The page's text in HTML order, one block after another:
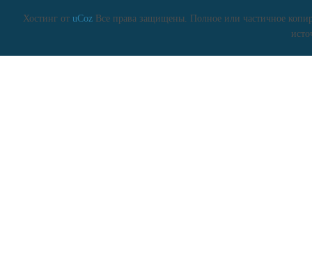
Хостинг от uCozВсе права защищены. Полное или частичное